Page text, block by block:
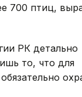
700 птиц,
РК детально
то, что для